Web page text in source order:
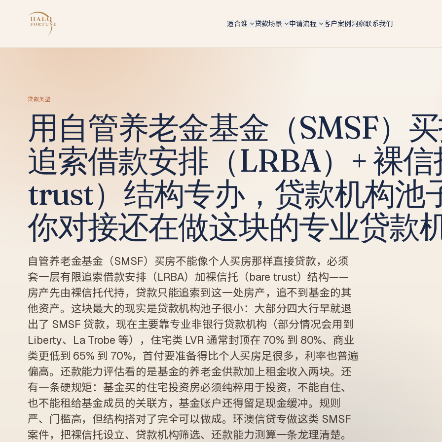
适合谁
自雇人士（总览）
电工 / 水管工 / 建筑工 — 现金 + 工资单 hybrid 收入
餐饮老板
餐厅 / 咖啡馆 / 酒吧 — 现金入账打包专项
墨尔本贷款经纪人 新
墨尔本本地自雇房贷专家 · 按区找经纪人（Box Hill /
Glen Waverley / Doncaster…）
墨尔本自雇人士
Carlton 餐饮 / Box Hill IT / CBD 设计师 — 本地 suburb
风险地图
贷款场景
6 大场景总览
建房 Construction
商业 Commercial
套现 Cash-out
申请流程
5 步申请流程
Alt-doc 灵活文件
BAS + 流水 + 会计师信组合替代 2 年税单 · 18 家
BAS-only 季报路径
4 季度 BAS + ABN 2 年 · 12 家 lender · 10 天 approval
投资房贷款
自雇投资人 · serviceability / 租金折算 / 负扣税 / 组合
扩张
建筑贷款
自建 / 推倒重建 · 分阶段放款 progress payments
SMSF 房产贷款
自管养老金买投资房 · LRBA + 裸信托结构
期房贷款
买楼花 · 交割估值缺口提前压测
客户案例洞察联系我们
贷款类型
用自管养老金基金（SMSF）
追索借款安排（LRBA）+ 裸
trust）结构专办，贷款机构池
你对接还在做这块的专业贷款
自管养老金基金（SMSF）买房不能像个人买房那样直接贷款，必须
套一层有限追索借款安排（LRBA）加裸信托（bare trust）结构——
房产先由裸信托代持，贷款只能追索到这一处房产，追不到基金的其
他资产。这块最大的现实是贷款机构池子很小：大部分四大行早就退
出了 SMSF 贷款，现在主要靠专业非银行贷款机构（部分情况会用到
Liberty、La Trobe 等），住宅类 LVR 通常封顶在 70% 到 80%、商业
类更低到 65% 到 70%，首付要准备得比个人买房足很多，利率也普遍
偏高。还款能力评估看的是基金的养老金供款加上租金收入两块。还
有一条硬规矩：基金买的住宅投资房必须纯粹用于投资，不能自住、
也不能租给基金成员的关联方，基金账户还得留足现金缓冲。规则
严、门槛高，但结构搭对了完全可以做成。环澳信贷专做这类 SMSF
案件，把裸信托设立、贷款机构筛选、还款能力测算一条龙理清楚。